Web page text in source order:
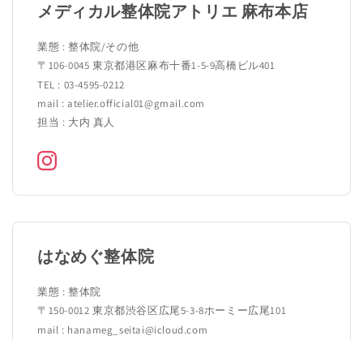
メディカル整体院アトリエ 麻布本店
業態 : 整体院/その他
〒106-0045 東京都港区麻布十番1-5-9高橋ビル401
TEL : 03-4595-0212
mail : atelier.official01@gmail.com
担当 : 大内 真人
はなめぐ整体院
業態 : 整体院
〒150-0012 東京都渋谷区広尾5-3-8ホーミー広尾101
mail : hanameg_seitai@icloud.com